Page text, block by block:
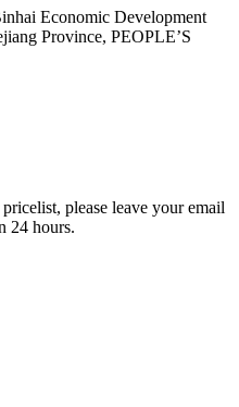
Economic Development
Province, PEOPLE’S
please leave your email
24 hours.